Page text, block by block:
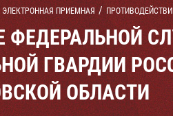
ЭЛЕКТРОННАЯ ПРИЕМНАЯ
ФЕДЕРАЛЬНОЙ
ГВАРДИИ
ОБЛАСТИ